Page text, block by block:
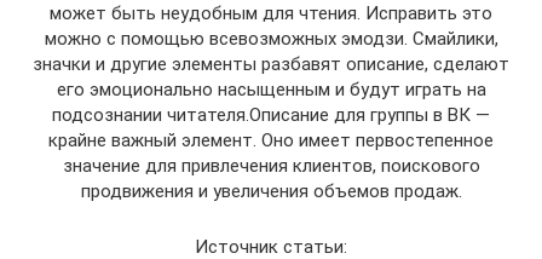
может быть неудобным для чтения. Исправить это
можно с помощью всевозможных эмодзи. Смайлики,
значки и другие элементы разбавят описание, сделают
его эмоционально насыщенным и будут играть на
подсознании читателя.Описание для группы в ВК —
крайне важный элемент. Оно имеет первостепенное
значение для привлечения клиентов, поискового
продвижения и увеличения объемов продаж.
Источник статьи: